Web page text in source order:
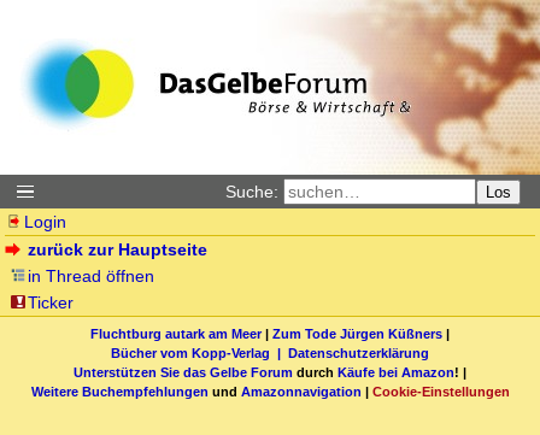
Suche: Los
Login
zurück zur Hauptseite
in Thread öffnen
Ticker
Fluchtburg autark am Meer| Zum Tode Jürgen Küßners |
Bücher vom Kopp-Verlag | Datenschutzerklärung
Unterstützen Sie das Gelbe Forum durch Käufe bei Amazon! |
Weitere Buchempfehlungen und Amazonnavigation | Cookie-Einstellungen